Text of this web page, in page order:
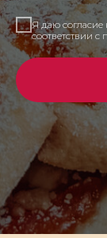
Я даю
соответствии